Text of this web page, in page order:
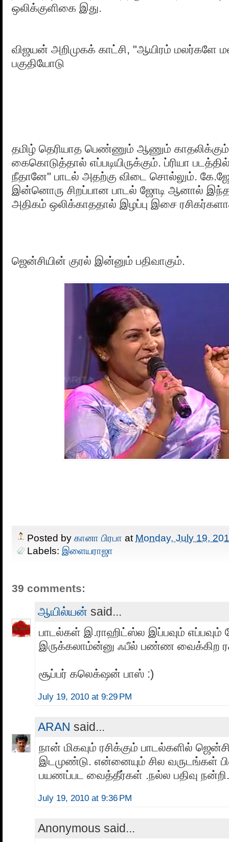
ஒலிக்குளிகை இது.
விஜயன் அறிமுகக் காட்சி, "ஆயிரம் மலர்களே
பகுதியோடு
தமிழ் தெரியாத பெண்ணும் ஆணும்
கைகொடுத்தால் எப்படியிருக்கும். ப்ரியா
நீதானே" பாடல் அதற்கு விடை சொல்லும்.
இன்னொரு சிறப்பான பாடல் ஜோடி ஆனால் இந்த
அதிகம் ஒலிக்காததால் இழப்பு இசை
ஜென்சியின் குரல் இன்னும் பதிவாகும்.
Posted by கானா பிரபா at Monday, July 19,
Labels: இளையராஜா
39 comments:
ஆயில்யன் said...
பாடல்கள் இ.ராஹிட்ஸ்ல இப்பவும் எப்பவும்
இருக்கலாம்ன்னு ஃபீல் பண்ண வைக்கிற
சூப்பர் கலெக்‌ஷன் பாஸ் :)
July 19, 2010 at 9:29 PM
ARAN said...
நான் மிகவும் ரசிக்கும் பாடல்களில்
இடமுண்டு. என்னையும் சில வருடங்கள்
பயணப்பட வைத்தீர்கள் .நல்ல பதிவு நன்றி.
July 19, 2010 at 9:36 PM
Anonymous said...